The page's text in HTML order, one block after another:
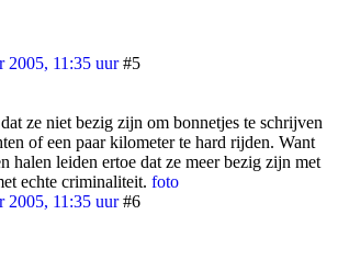
2005, 11:35 uur #5
ze niet bezig zijn om bonnetjes te schrijven
of een paar kilometer te hard rijden. Want
halen leiden ertoe dat ze meer bezig zijn met
echte criminaliteit. foto
2005, 11:35 uur #6